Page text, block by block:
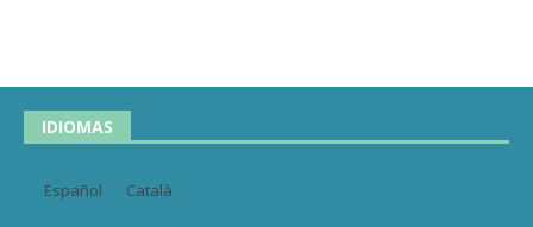
IDIOMAS
Español Català